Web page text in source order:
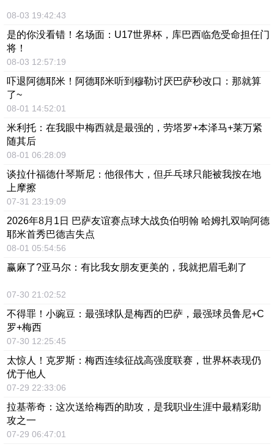
08-03 19:42:43
是的你没看错！名场面：U17世界杯，库巴西临危受命担任门
将！
08-03 12:57:19
吓退阿德耶米！阿德耶米听到穆勒讨厌巴萨秒改口：那就算
了~
08-01 14:52:01
米利托：在我眼中梅西就是最强的，劳塔罗+本泽马+莱万紧
随其后
08-01 06:28:09
谈拉什福德什琴斯尼：他很伟大，但乒乓球只能被我按在地
上摩擦
07-31 23:19:09
2026年8月1日 巴萨友谊赛点球大战负伯明翰 哈姆扎双响阿德
耶米首秀巴德吉失点
08-01 05:54:56
赢麻了?亚马尔：有比我女朋友更美的，我就把眉毛剃了
07-30 21:02:52
不得罪！小豌豆：最强球队是梅西的巴萨，最强球员鲁尼+C
罗+梅西
07-30 12:25:45
太惊人！克罗斯：梅西连续征战高强度联赛，世界杯表现仍
优于他人
07-29 22:33:06
拉基蒂奇：这次送给梅西的助攻，是我职业生涯中最精彩助
攻之一
07-29 06:47:01